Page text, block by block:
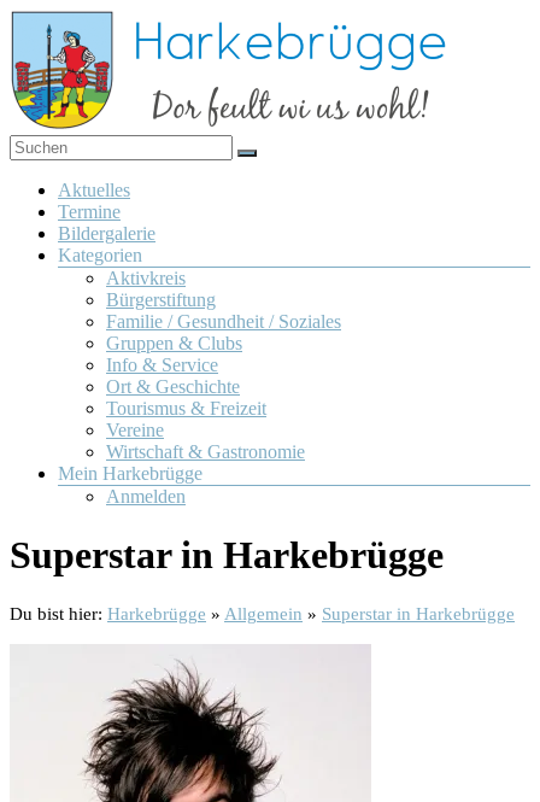
Zum
Inhalt
springen
Harkebrügge
Dor
feult
wi us
wohl!
Menü
Aktuelles
Termine
Bildergalerie
Kategorien
Aktivkreis
Bürgerstiftung
Familie / Gesundheit / Soziales
Gruppen & Clubs
Info & Service
Ort & Geschichte
Tourismus & Freizeit
Vereine
Wirtschaft & Gastronomie
Mein Harkebrügge
Anmelden
Superstar in Harkebrügge
Du bist hier: Harkebrügge » Allgemein » Superstar in Harkebrügge